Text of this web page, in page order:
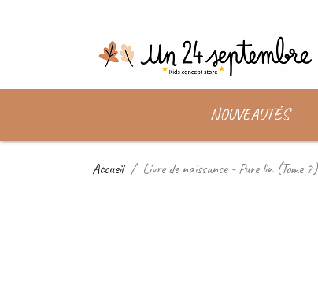
NOUVEAUTÉS
Accueil Livre de naissance - Pure lin (Tome 2)